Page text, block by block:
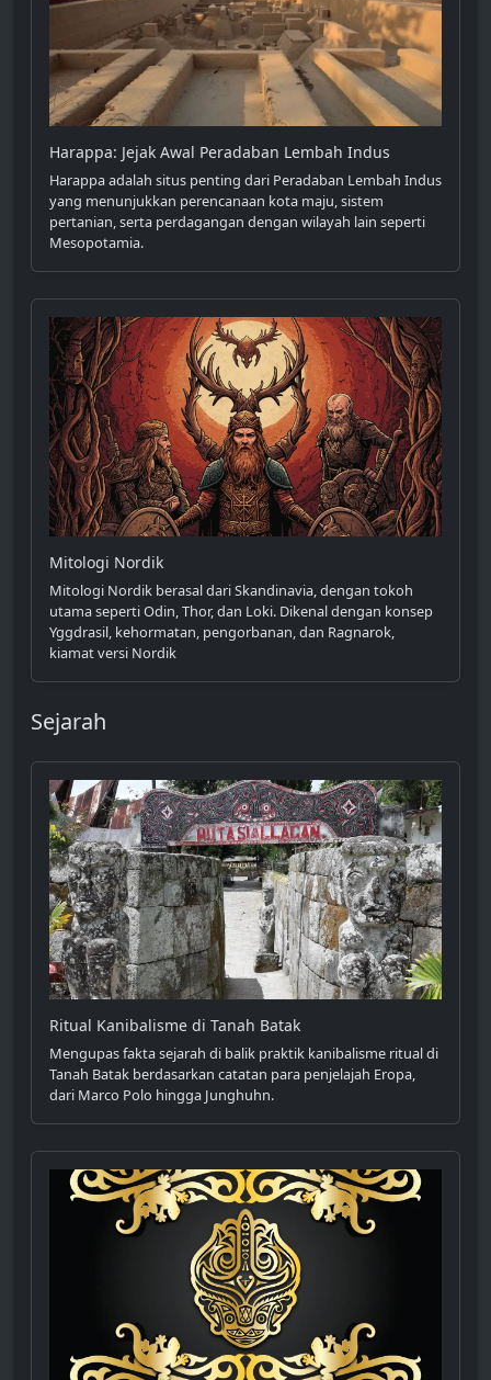
Harappa: Jejak Awal Peradaban Lembah Indus
Harappa adalah situs penting dari Peradaban Lembah Indus
yang menunjukkan perencanaan kota maju, sistem
pertanian, serta perdagangan dengan wilayah lain seperti
Mesopotamia.
Mitologi Nordik
Mitologi Nordik berasal dari Skandinavia, dengan tokoh
utama seperti Odin, Thor, dan Loki. Dikenal dengan konsep
Yggdrasil, kehormatan, pengorbanan, dan Ragnarok,
kiamat versi Nordik
Sejarah
Ritual Kanibalisme di Tanah Batak
Mengupas fakta sejarah di balik praktik kanibalisme ritual di
Tanah Batak berdasarkan catatan para penjelajah Eropa,
dari Marco Polo hingga Junghuhn.